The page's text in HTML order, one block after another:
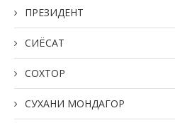
ПРЕЗИДЕНТ
СИЁСАТ
СОХТОР
СУХАНИ МОНДАГОР